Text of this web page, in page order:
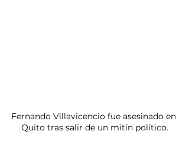
Fernando Villavicencio fue asesinado en
Quito tras salir de un mitín político.